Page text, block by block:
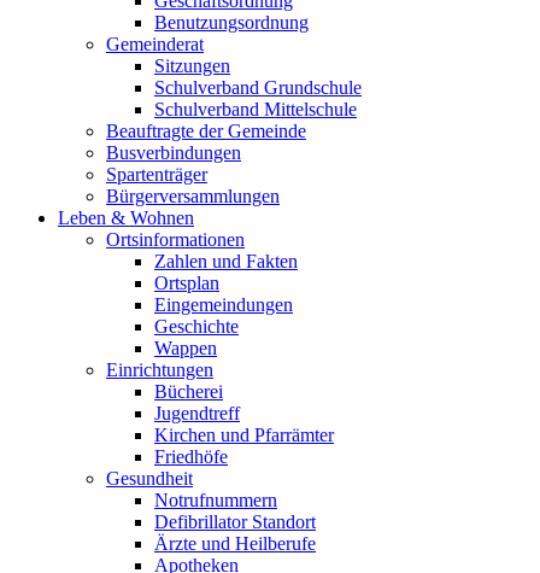
Benutzungsordnung
Gemeinderat
Sitzungen
Schulverband Grundschule
Schulverband Mittelschule
Beauftragte der Gemeinde
Busverbindungen
Spartenträger
Bürgerversammlungen
Leben & Wohnen
Ortsinformationen
Zahlen und Fakten
Ortsplan
Eingemeindungen
Geschichte
Wappen
Einrichtungen
Bücherei
Jugendtreff
Kirchen und Pfarrämter
Friedhöfe
Gesundheit
Notrufnummern
Defibrillator Standort
Ärzte und Heilberufe
Apotheken